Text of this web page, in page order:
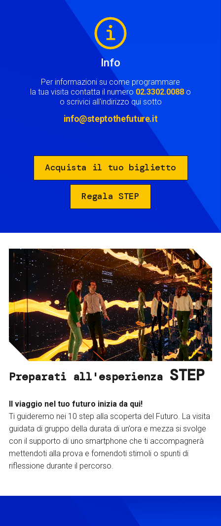
Info
Per informazioni su come programmare
la tua visita contatta il numero 02.3302.0088 o
o scrivici all'indirizzo qui sotto
info@steptothefuture.it
Acquista il tuo biglietto
Regala STEP
Preparati all'esperienza STEP
Il viaggio nel tuo futuro inizia da qui!
Ti guideremo nei 10 step alla scoperta del Futuro. La visita
guidata di gruppo della durata di un’ora e mezza si svolge
con il supporto di uno smartphone che ti accompagnerà
mettendoti alla prova e fornendoti stimoli o spunti di
riflessione durante il percorso.